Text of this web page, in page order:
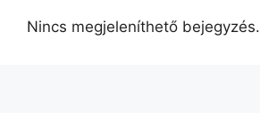
Nincs megjeleníthető bejegyzés.